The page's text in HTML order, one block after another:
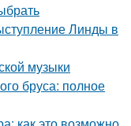
Линды в
музыки
бруса: полное